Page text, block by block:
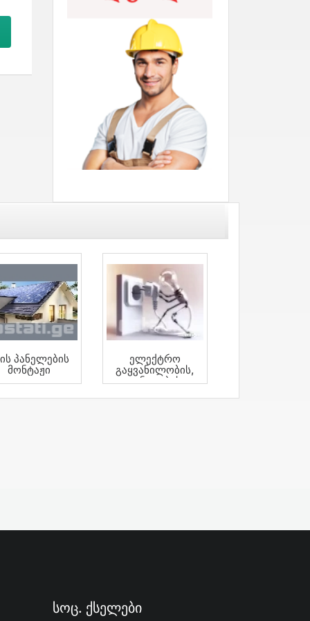
Პანელების
Მონტაჟი
Ელექტრო
Გაყვანილობის,
Განათების
Სოც. Ქსელები